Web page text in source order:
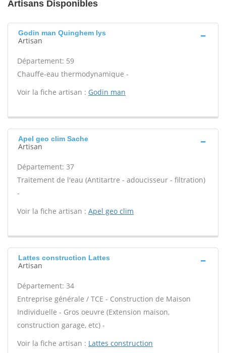
Artisans Disponibles
Godin man Quinghem lys
Artisan
Département: 59
Chauffe-eau thermodynamique -
Voir la fiche artisan : Godin man
Apel geo clim Sache
Artisan
Département: 37
Traitement de l'eau (Antitartre - adoucisseur - filtration)
-
Voir la fiche artisan : Apel geo clim
Lattes construction Lattes
Artisan
Département: 34
Entreprise générale / TCE - Construction de Maison
Individuelle - Gros oeuvre (Extension maison,
construction garage, etc) -
Voir la fiche artisan : Lattes construction